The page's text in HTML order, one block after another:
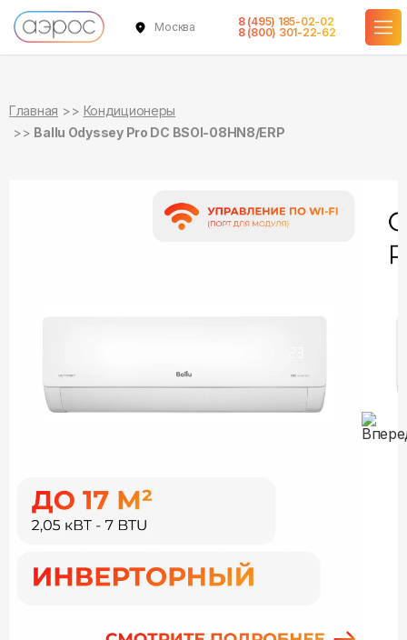
Москва
8 (495) 185-02-02
8 (800) 301-22-62
Главная
Кондиционеры
Ballu Odyssey Pro DC BSOI-08HN8/ERP
в наличии
в наличии